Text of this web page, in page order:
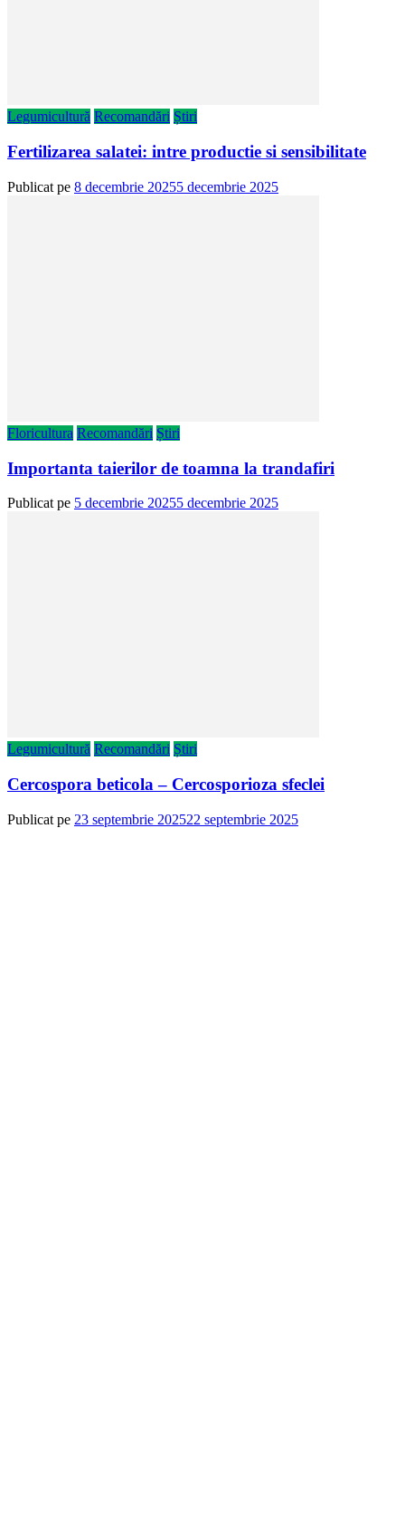
Legumicultură Recomandări Știri
Fertilizarea salatei: intre productie si sensibilitate
Publicat pe 8 decembrie 20255 decembrie 2025
Floricultura Recomandări Știri
Importanta taierilor de toamna la trandafiri
Publicat pe 5 decembrie 20255 decembrie 2025
Legumicultură Recomandări Știri
Cercospora beticola – Cercosporioza sfeclei
Publicat pe 23 septembrie 202522 septembrie 2025